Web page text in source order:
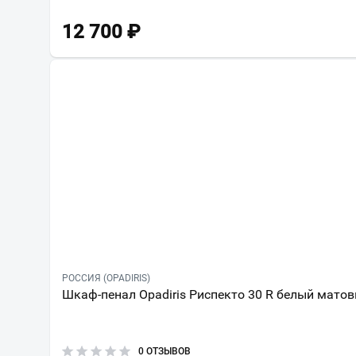
12 700 ₽
РОССИЯ (OPADIRIS)
Шкаф-пенал Opadiris Риспекто 30 R белый
0 ОТЗЫВОВ